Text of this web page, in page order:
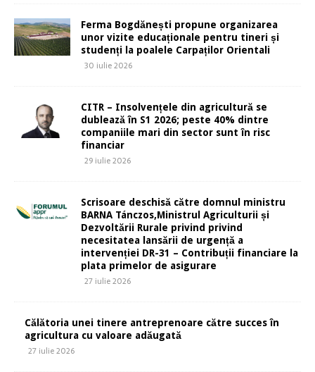
Ferma Bogdănești propune organizarea
unor vizite educaționale pentru tineri și
studenți la poalele Carpaților Orientali
30 iulie 2026
CITR – Insolvențele din agricultură se
dublează în S1 2026; peste 40% dintre
companiile mari din sector sunt în risc
financiar
29 iulie 2026
Scrisoare deschisă către domnul ministru
BARNA Tánczos,Ministrul Agriculturii și
Dezvoltării Rurale privind privind
necesitatea lansării de urgență a
intervenției DR-31 – Contribuții financiare la
plata primelor de asigurare
27 iulie 2026
Călătoria unei tinere antreprenoare către succes în
agricultura cu valoare adăugată
27 iulie 2026